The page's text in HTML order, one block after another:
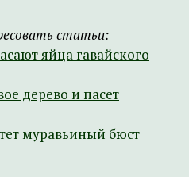
статьи:
яйца гавайского
дерево и пасет
муравьиный бюст